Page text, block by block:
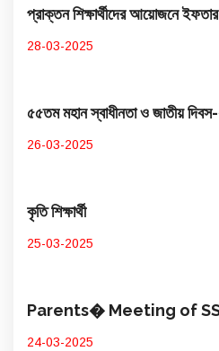
প্রাক্তন শিক্ষার্থীদের আয়োজনে
28-03-2025
৫৫তম মহান স্বাধীনতা ও জাতীয়
26-03-2025
কৃতি শিক্ষার্থী
25-03-2025
Parents� Meeting of
24-03-2025